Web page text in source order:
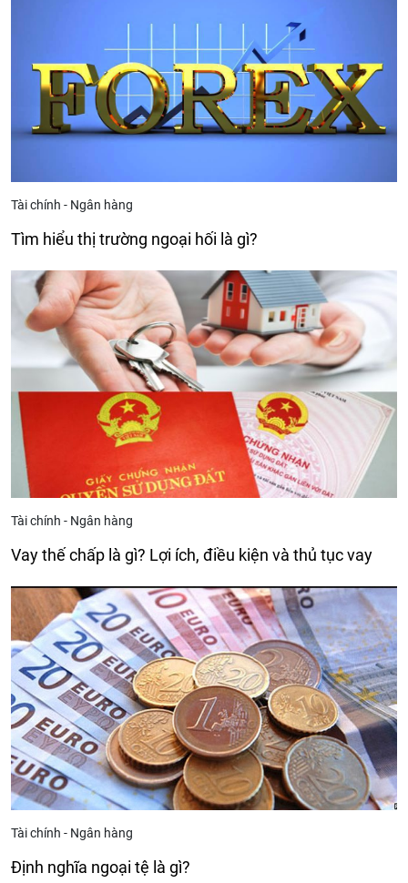
Tài chính - Ngân hàng
Tìm hiểu thị trường ngoại hối là gì?
Tài chính - Ngân hàng
Vay thế chấp là gì? Lợi ích, điều kiện và thủ tục vay
Tài chính - Ngân hàng
Định nghĩa ngoại tệ là gì?